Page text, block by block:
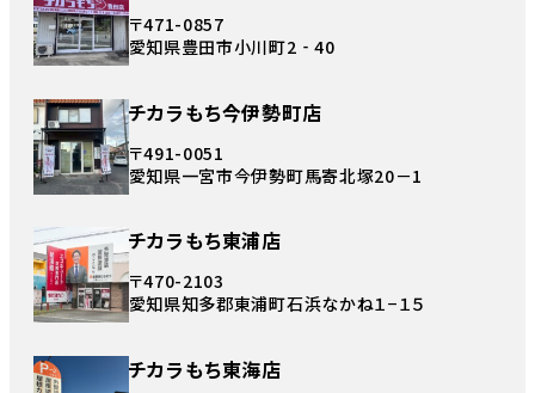
〒471-0857
愛知県豊田市小川町2‐40
チカラもち今伊勢町店
〒491-0051
愛知県一宮市今伊勢町馬寄北塚20－1
チカラもち東浦店
〒470-2103
愛知県知多郡東浦町石浜なかね１−１５
チカラもち東海店